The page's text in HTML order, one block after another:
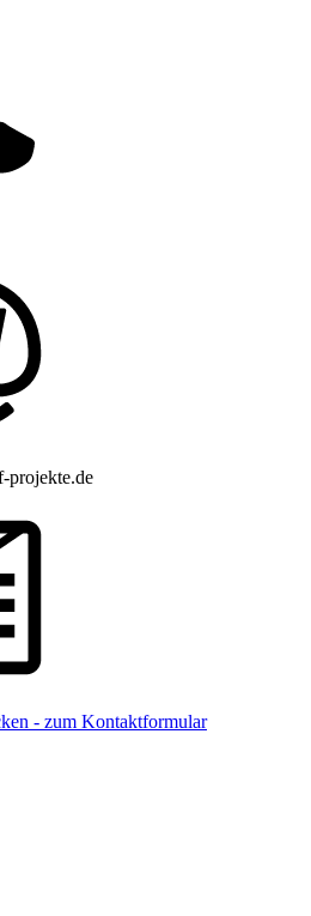
projekte.de
- zum Kontaktformular